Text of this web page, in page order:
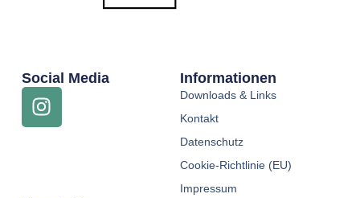
Social Media Informationen
Downloads & Links
Kontakt
Datenschutz
Cookie-Richtlinie (EU)
Impressum